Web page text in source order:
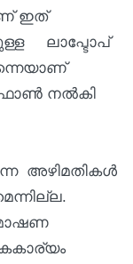
ഇത്
ലാപ്ടോപ്
നൽകി
അഴിമതികൾ